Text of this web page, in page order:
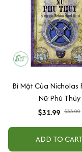
Bí Mật Của Nicholas
Nữ Phù Thủy
$31.99 $33.00
ADD TO CART